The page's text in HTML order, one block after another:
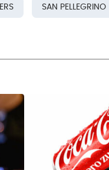
SAN PELLEGRINO